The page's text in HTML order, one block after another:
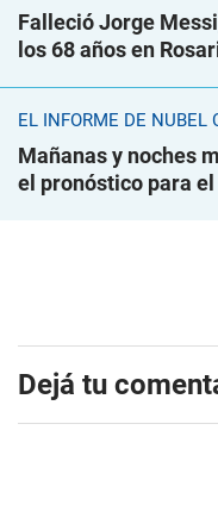
Falleció Jorge
los 68 años en
EL INFORME DE NUBEL
Mañanas y noches
el pronóstico para
Dejá tu